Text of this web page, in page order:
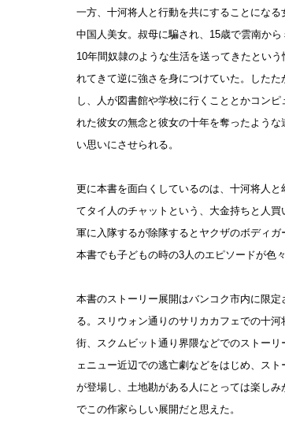
一方、十河将人と行動を共にすることにな
中国人美女。叔母に騙され、15歳で雲南か
10年間奴隷のような生活を送ってきたとい
れてきて逆に強さを身につけていた。した
し、人が図書館や学校に行くこととかコン
れた彼女の無念と彼女の十年を奪ったよう
い思いにさせられる。
更に本書を面白くしているのは、十河将人
てタイ人のチャットという、大金持ちと人
軍に入隊するが除隊するとヤクザのボディ
本書でも子どもの時の3人のエピソードが色
本書のストーリー展開はバンコク市内に限
る。スリウォン通りのサリカカフェでの十
街、スクムビット通り界隈などでのストー
ェニュー近辺での逃亡劇などをはじめ、ス
が登場し、土地勘がある人にとっては楽し
でこの作家らしい展開だと思えた。